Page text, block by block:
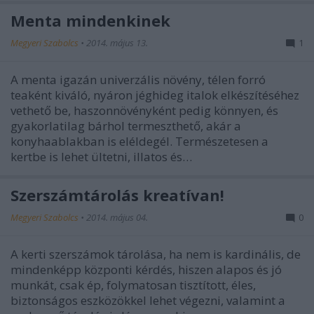
Menta mindenkinek
Megyeri Szabolcs • 2014. május 13. 1
A menta igazán univerzális növény, télen forró
teaként kiváló, nyáron jéghideg italok elkészítéséhez
vethető be, haszonnövényként pedig könnyen, és
gyakorlatilag bárhol termeszthető, akár a
konyhaablakban is eléldegél. Természetesen a
kertbe is lehet ültetni, illatos és…
Szerszámtárolás kreatívan!
Megyeri Szabolcs • 2014. május 04. 0
A kerti szerszámok tárolása, ha nem is kardinális, de
mindenképp központi kérdés, hiszen alapos és jó
munkát, csak ép, folymatosan tisztított, éles,
biztonságos eszközökkel lehet végezni, valamint a